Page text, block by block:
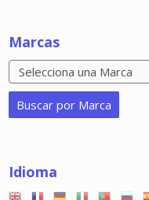
Marcas
Idioma